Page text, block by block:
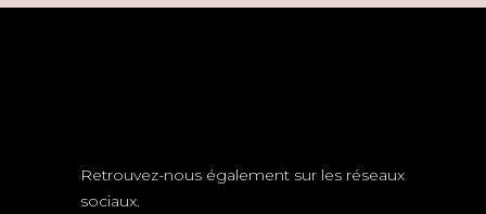
Retrouvez-nous également sur les réseaux
sociaux.